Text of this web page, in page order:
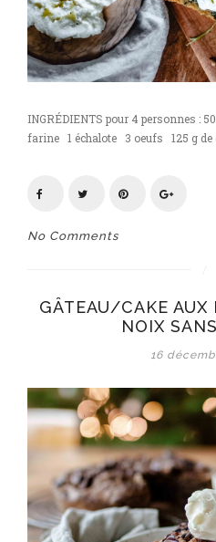
INGRÉDIENTS pour 4 personnes :
farine 1 échalote 3 oeufs 125 g de
No Comments
GÂTEAU/CAKE AUX
NOIX
16